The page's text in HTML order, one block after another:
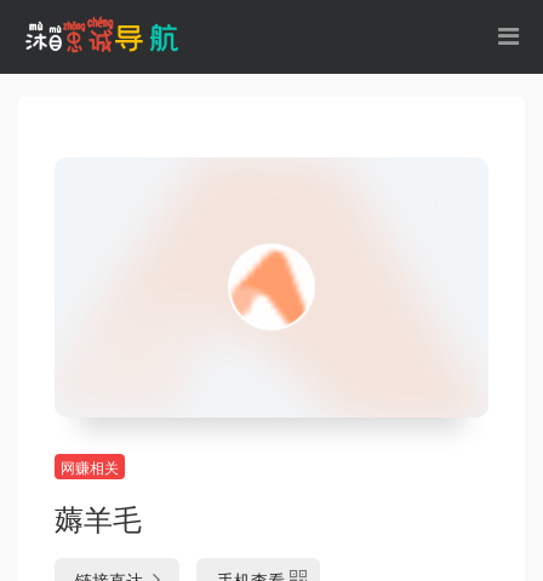
网赚相关
薅羊毛